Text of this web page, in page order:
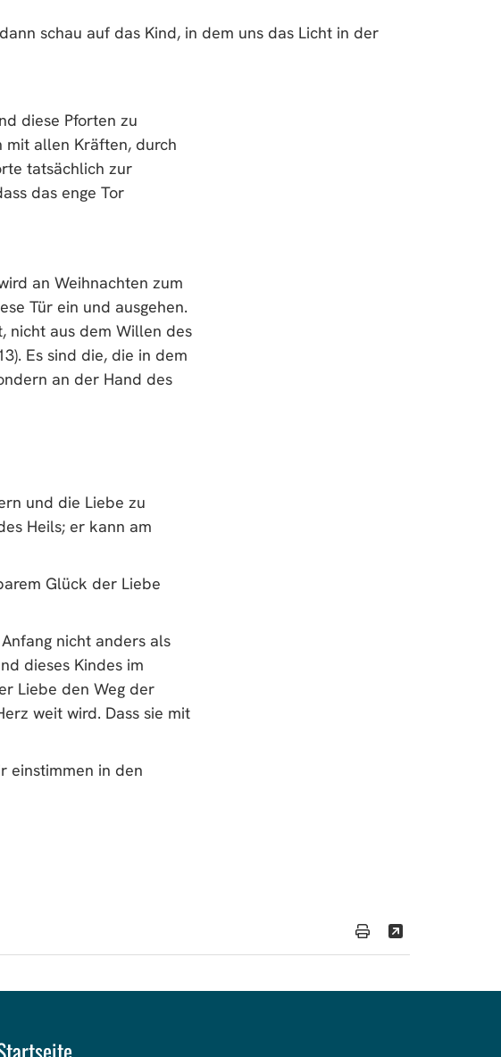
schau auf das Kind, in dem uns das Licht in der
diese Pforten zu
mit allen Kräften, durch
tatsächlich zur
das enge Tor
an Weihnachten zum
Tür ein und ausgehen.
nicht aus dem Willen des
Es sind die, die in dem
an der Hand des
und die Liebe zu
Heils; er kann am
Glück der Liebe
nicht anders als
dieses Kindes im
Liebe den Weg der
weit wird. Dass sie mit
einstimmen in den